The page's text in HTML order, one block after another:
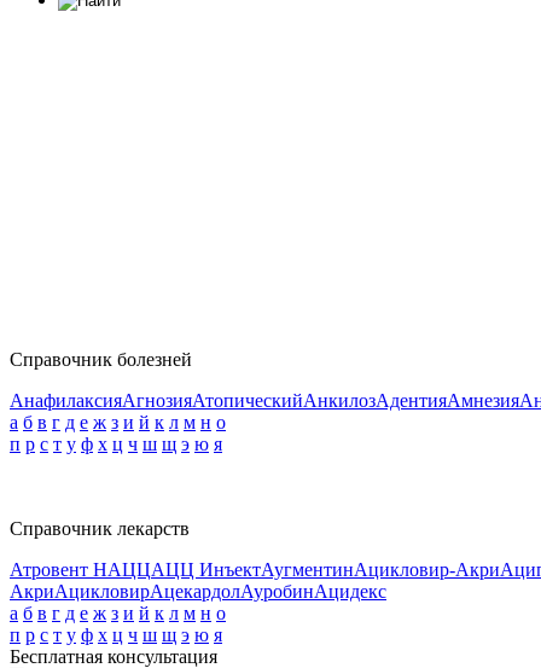
Справочник болезней
АнафилаксияАгнозияАтопическийАнкилозАдентияАмнезия
а б в г д е ж з и й к л м н о
п р с т у ф х ц ч ш щ э ю я
Справочник лекарств
Атровент НАЦЦАЦЦ ИнъектАугментинАцикловир-Акри
АкриАцикловирАцекардолАуробинАцидекс
а б в г д е ж з и й к л м н о
п р с т у ф х ц ч ш щ э ю я
Бесплатная консультация